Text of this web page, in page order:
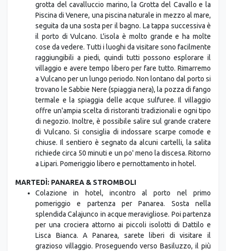
grotta del cavalluccio marino, la Grotta del Cavallo e la
Piscina di Venere, una piscina naturale in mezzo al mare,
seguita da una sosta per il bagno. La tappa successiva è
il porto di Vulcano. L'isola è molto grande e ha molte
cose da vedere. Tutti i luoghi da visitare sono facilmente
raggiungibili a piedi, quindi tutti possono esplorare il
villaggio e avere tempo libero per fare tutto. Rimarremo
a Vulcano per un lungo periodo. Non lontano dal porto si
trovano le Sabbie Nere (spiaggia nera), la pozza di fango
termale e la spiaggia delle acque sulfuree. Il villaggio
offre un'ampia scelta di ristoranti tradizionali e ogni tipo
di negozio. Inoltre, è possibile salire sul grande cratere
di Vulcano. Si consiglia di indossare scarpe comode e
chiuse. Il sentiero è segnato da alcuni cartelli, la salita
richiede circa 50 minuti e un po' meno la discesa. Ritorno
a Lipari. Pomeriggio libero e pernottamento in hotel.
MARTEDÌ: PANAREA & STROMBOLI
Colazione in hotel, incontro al porto nel primo
pomeriggio e partenza per Panarea. Sosta nella
splendida Calajunco in acque meravigliose. Poi partenza
per una crociera attorno ai piccoli isolotti di Dattilo e
Lisca Bianca. A Panarea, sarete liberi di visitare il
grazioso villaggio. Proseguendo verso Basiluzzo, il più